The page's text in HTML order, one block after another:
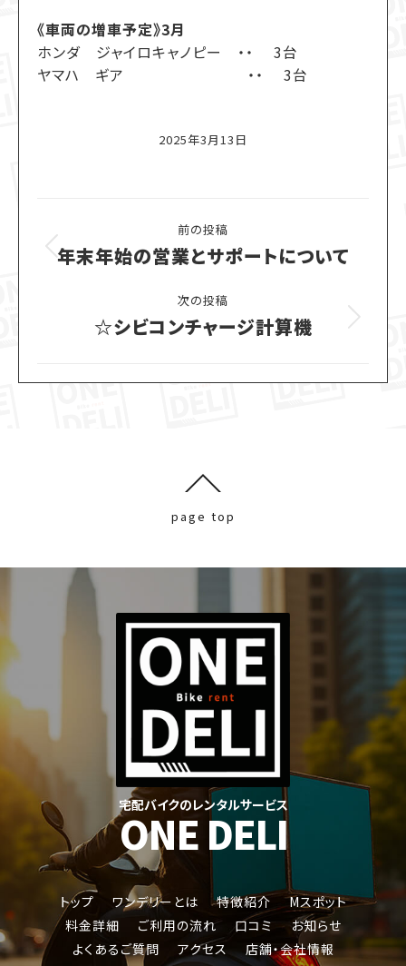
《車両の増車予定》3月
ホンダ ジャイロキャノピー ・・ 3台
ヤマハ ギア ・・ 3台
2025年3月13日
navigation
前の投稿
Previous
年末年始の営業とサポートについて
次の投稿
Next
☆シビコンチャージ計算機
page top
宅配バイクのレンタルサービス
ONE DELI
トップ ワンデリーとは 特徴紹介
Mスポット
料金詳細
ジャイロキャノピー
ご利用の流れ 口コミ
お知らせ
よくあるご質問
アクセス
店舗・会社情報